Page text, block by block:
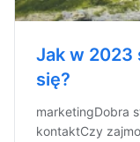
Jak w 2023
się?
marketingDobra
kontaktCzy